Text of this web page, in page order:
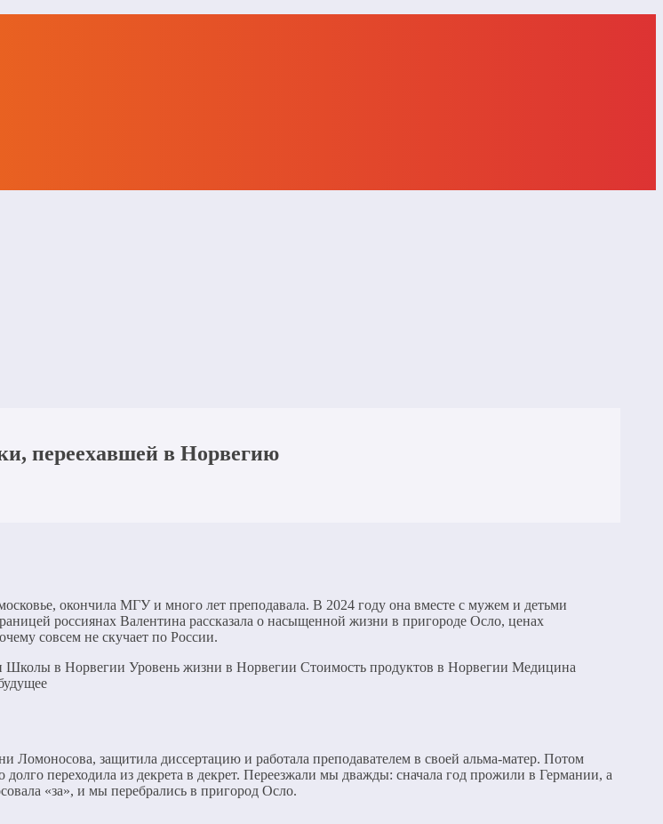
переехавшей в Норвегию
окончила МГУ и много лет преподавала. В 2024 году она вместе с мужем и детьми
россиянах Валентина рассказала о насыщенной жизни в пригороде Осло, ценах
совсем не скучает по России.
в Норвегии Уровень жизни в Норвегии Стоимость продуктов в Норвегии Медицина
защитила диссертацию и работала преподавателем в своей альма-матер. Потом
переходила из декрета в декрет. Переезжали мы дважды: сначала год прожили в Германии, а
«за», и мы перебрались в пригород Осло.